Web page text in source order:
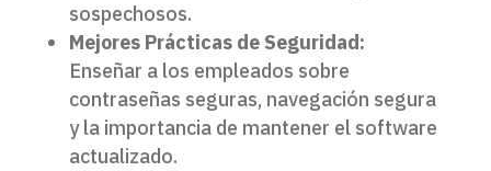
sospechosos.
Mejores Prácticas de Seguridad:
Enseñar a los empleados sobre
contraseñas seguras, navegación segura
y la importancia de mantener el software
actualizado.